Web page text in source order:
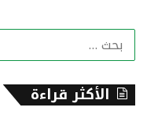
الأكثر قراءة